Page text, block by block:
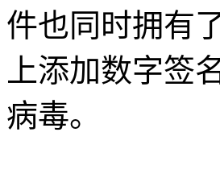
件也同时拥有
上添加数字签
病毒。